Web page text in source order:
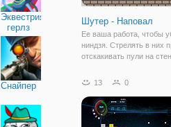
Эквестрия
герлз
Снайпер
Шутер - Наповал
Ее ваша работа, чтобы
ниндзя. Стрелять в них
отскакивать пули на
реакцию и в конечном
уровней
13 0